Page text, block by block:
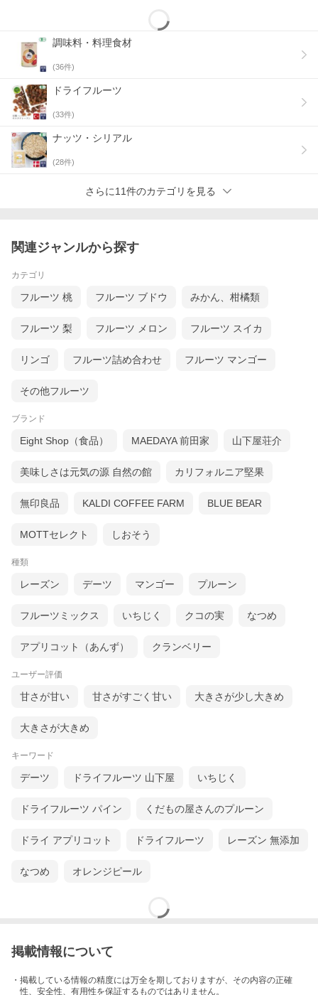
たんぱく質
2.7g
脂質
炭水化物
80.3g
食塩相当量
0.03g
（この表示値は、目安です。）
この商品のアレルギー表示について
原材料に使用しているもの
その他この商品についてのアレルギー情報
（2024年12月24日更新）
■ただ今のお買い得情報はこちらからチェック
調味料・料理食材
(36件)
ドライフルーツ
(33件)
ナッツ・シリアル
(28件)
さらに11件のカテゴリを見る
関連ジャンルから探す
カテゴリ
フルーツ 桃 フルーツ ブドウ みかん、柑橘類
フルーツ 梨 フルーツ メロン フルーツ スイカ
リンゴ フルーツ詰め合わせ フルーツ マンゴー
その他フルーツ
ブランド
Eight Shop（食品） MAEDAYA 前田家 山下屋荘介
美味しさは元気の源 自然の館 カリフォルニア堅果
無印良品 KALDI COFFEE FARM BLUE BEAR
MOTTセレクト しおそう
種類
レーズン デーツ マンゴー プルーン
フルーツミックス いちじく クコの実 なつめ
アプリコット（あんず） クランベリー
ユーザー評価
甘さが甘い 甘さがすごく甘い 大きさが少し大きめ
大きさが大きめ
キーワード
デーツ ドライフルーツ 山下屋 いちじく
ドライフルーツ パイン くだもの屋さんのプルーン
ドライ アプリコット ドライフルーツ レーズン 無添加
なつめ オレンジピール
掲載情報について
・掲載している情報の精度には万全を期しておりますが、その内容の正確
性、安全性、有用性を保証するものではありません。